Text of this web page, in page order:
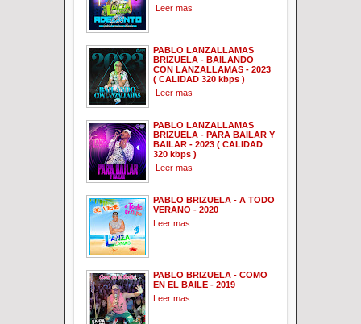
Leer mas
PABLO LANZALLAMAS
BRIZUELA - BAILANDO
CON LANZALLAMAS - 2023
( CALIDAD 320 kbps )
Leer mas
PABLO LANZALLAMAS
BRIZUELA - PARA BAILAR Y
BAILAR - 2023 ( CALIDAD
320 kbps )
Leer mas
PABLO BRIZUELA - A TODO
VERANO - 2020
Leer mas
PABLO BRIZUELA - COMO
EN EL BAILE - 2019
Leer mas